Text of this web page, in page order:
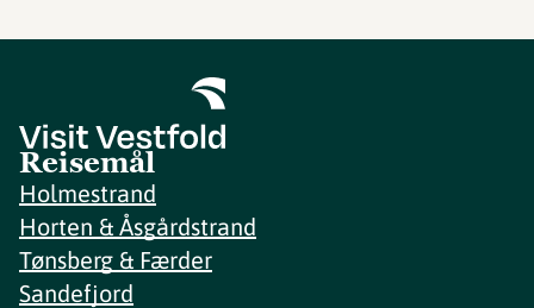
Reisemål
Holmestrand
Horten & Åsgårdstrand
Tønsberg & Færder
Sandefjord